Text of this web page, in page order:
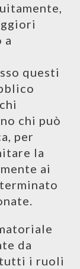
a
questi
chi può
per
la
ai
da
tutti i ruoli